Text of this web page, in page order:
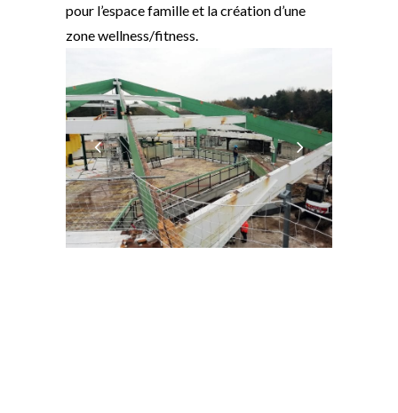
pour l’espace famille et la création d’une
zone wellness/fitness.